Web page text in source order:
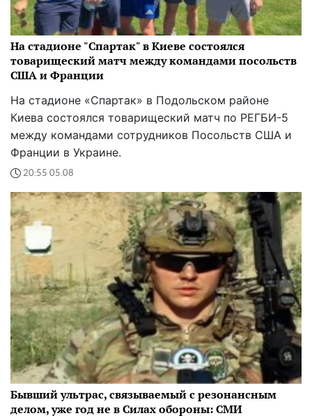
На стадионе "Спартак" в Киеве состоялся
товарищеский матч между командами посольств
США и Франции
На стадионе «Спартак» в Подольском районе
Киева состоялся товарищеский матч по РЕГБИ-5
между командами сотрудников Посольств США и
Франции в Украине.
20:55 05.08
Бывший ультрас, связываемый с резонансным
делом, уже год не в Силах обороны: СМИ